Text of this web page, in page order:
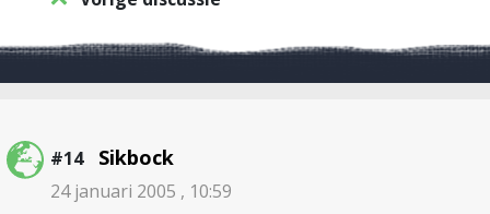
#14 Sikbock
24 januari 2005 , 10:59